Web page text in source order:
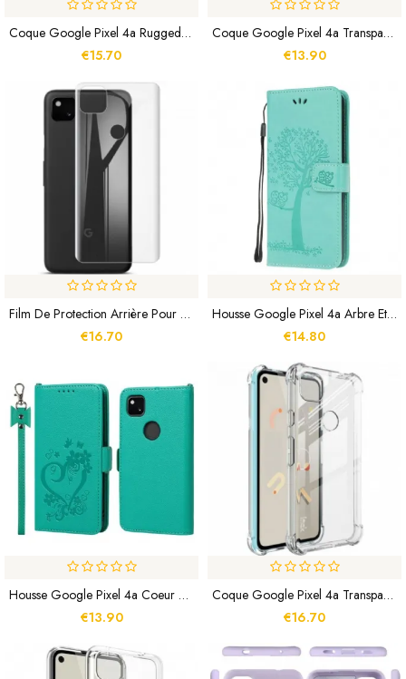
Coque Google Pixel 4a Rugged Shield
€15.70
Coque Google Pixel 4a Transparente Et Acrylique
€13.90
Film De Protection Arrière Pour Google Pixel 4a IMAK
€16.70
Housse Google Pixel 4a Arbre Et Hiboux À Lanière
€14.80
Housse Google Pixel 4a Coeur À Lanière
€13.90
Coque Google Pixel 4a Transparente Silky IMAK
€16.70